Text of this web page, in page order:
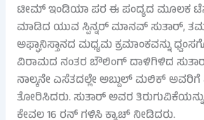
ಟೀಮ್ ಇಂಡಿಯಾ ಪರ ಈ ಪಂದ್ಯದ ಮೂಲಕ
ಮಾಡಿದ ಯುವ ಸ್ಪಿನ್ನರ್ ಮಾನವ್ ಸುತಾರ್,
ಅಫ್ಘಾನಿಸ್ತಾನದ ಮಧ್ಯಮ ಕ್ರಮಾಂಕವನ್ನು
ವಿರಾಮದ ನಂತರ ಬೌಲಿಂಗ್ ದಾಳಿಗಿಳಿದ
ನಾಲ್ಕನೇ ಎಸೆತದಲ್ಲೇ ಅಬ್ದುಲ್ ಮಲಿಕ್
ತೋರಿಸಿದರು. ಸುತಾರ್ ಅವರ
ಕೇವಲ 16 ರನ್ ಗಳಿಸಿ ಕ್ಯಾಚ್ ನೀಡಿದರು.